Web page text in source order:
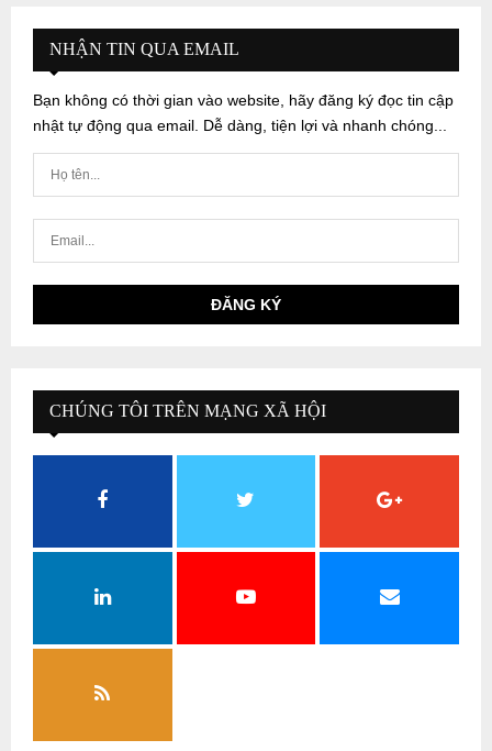
NHẬN TIN QUA EMAIL
Bạn không có thời gian vào website, hãy đăng ký đọc tin cập
nhật tự động qua email. Dễ dàng, tiện lợi và nhanh chóng...
CHÚNG TÔI TRÊN MẠNG XÃ HỘI